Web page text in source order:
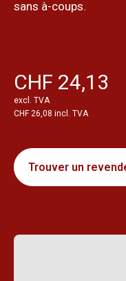
sans à-coups.
CHF 24,13
excl. TVA
CHF 26,08 incl. TVA
Trouver un